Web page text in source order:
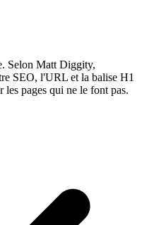
Selon Matt Diggity,
SEO, l'URL et la balise H1
les pages qui ne le font pas.